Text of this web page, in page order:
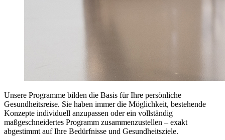
Unsere Programme bilden die Basis für Ihre persönliche
Gesundheitsreise. Sie haben immer die Möglichkeit, bestehende
Konzepte individuell anzupassen oder ein vollständig
maßgeschneidertes Programm zusammenzustellen – exakt
abgestimmt auf Ihre Bedürfnisse und Gesundheitsziele.